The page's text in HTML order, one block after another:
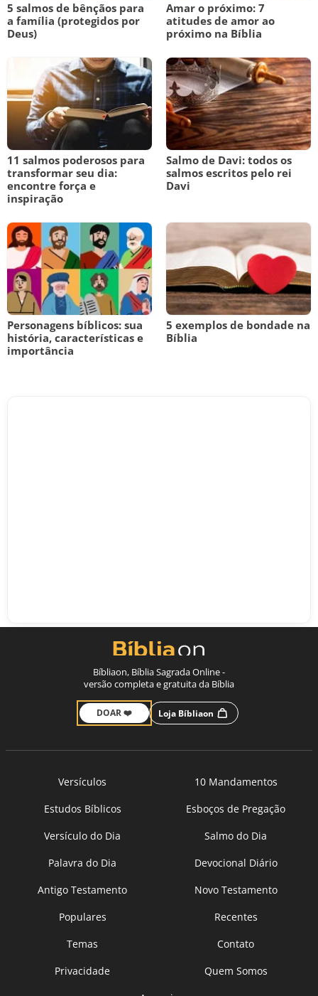
5 salmos de bênçãos para
a família (protegidos por
Deus)
Amar o próximo: 7
atitudes de amor ao
próximo na Bíblia
11 salmos poderosos para
transformar seu dia:
encontre força e
inspiração
Salmo de Davi: todos os
salmos escritos pelo rei
Davi
Personagens bíblicos: sua
história, características e
importância
5 exemplos de bondade na
Bíblia
Bíbliaon, Bíblia Sagrada Online -
versão completa e gratuita da Bíblia
DOAR ❤️ Loja Bíbliaon
Versículos
10 Mandamentos
Estudos Bíblicos
Esboços de Pregação
Versículo do Dia
Salmo do Dia
Palavra do Dia
Devocional Diário
Antigo Testamento
Novo Testamento
Populares
Recentes
Temas
Contato
Privacidade
Quem Somos